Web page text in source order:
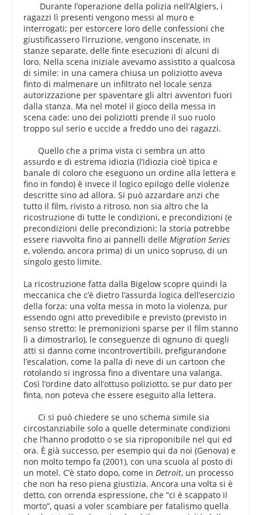
Durante l’operazione della polizia nell’Algiers, i
ragazzi lì presenti vengono messi al muro e
interrogati; per estorcere loro delle confessioni che
giustificassero l’irruzione, vengono inscenate, in
stanze separate, delle finte esecuzioni di alcuni di
loro. Nella scena iniziale avevamo assistito a qualcosa
di simile: in una camera chiusa un poliziotto aveva
finto di malmenare un infiltrato nel locale senza
autorizzazione per spaventare gli altri avventori fuori
dalla stanza. Ma nel motel il gioco della messa in
scena cade: uno dei poliziotti prende il suo ruolo
troppo sul serio e uccide a freddo uno dei ragazzi.
Quello che a prima vista ci sembra un atto
assurdo e di estrema idiozia (l’idiozia cioè tipica e
banale di coloro che eseguono un ordine alla lettera e
fino in fondo) è invece il logico epilogo delle violenze
descritte sino ad allora. Si può azzardare anzi che
tutto il film, rivisto a ritroso, non sia altro che la
ricostruzione di tutte le condizioni, e precondizioni (e
precondizioni delle precondizioni: la storia potrebbe
essere riavvolta fino ai pannelli delleMigration Series
e, volendo, ancora prima) di un unico sopruso, di un
singolo gesto limite.
La ricostruzione fatta dalla Bigelow scopre quindi la
meccanica che c’è dietro l’assurda logica dell’esercizio
della forza: una volta messa in moto la violenza, pur
essendo ogni atto prevedibile e previsto (previsto in
senso stretto: le premonizioni sparse per il film stanno
lì a dimostrarlo), le conseguenze di ognuno di quegli
atti si danno come incontrovertibili, prefigurandone
l’escalation, come la palla di neve di un cartoon che
rotolando si ingrossa fino a diventare una valanga.
Così l’ordine dato all’ottuso poliziotto, se pur dato per
finta, non poteva che essere eseguito alla lettera.
Ci si può chiedere se uno schema simile sia
circostanziabile solo a quelle determinate condizioni
che l’hanno prodotto o se sia riproponibile nel qui ed
ora. È già successo, per esempio qui da noi (Genova) e
non molto tempo fa (2001), con una scuola al posto di
un motel. C’è stato dopo, come inDetroit, un processo
che non ha reso piena giustizia. Ancora una volta si è
detto, con orrenda espressione, che “ci è scappato il
morto”, quasi a voler scambiare per fatalismo quella